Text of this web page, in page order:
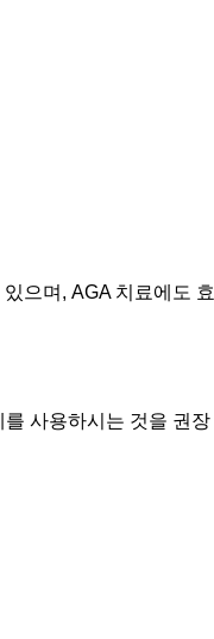
으며, AGA 치료에도 효
사용하시는 것을 권장